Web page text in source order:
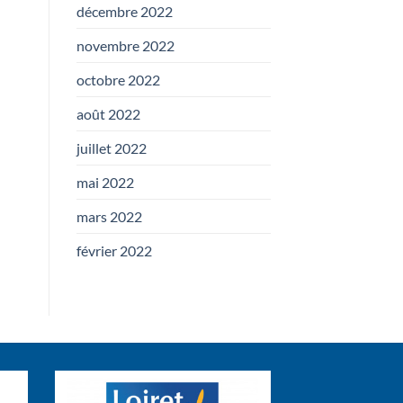
décembre 2022
novembre 2022
octobre 2022
août 2022
juillet 2022
mai 2022
mars 2022
février 2022